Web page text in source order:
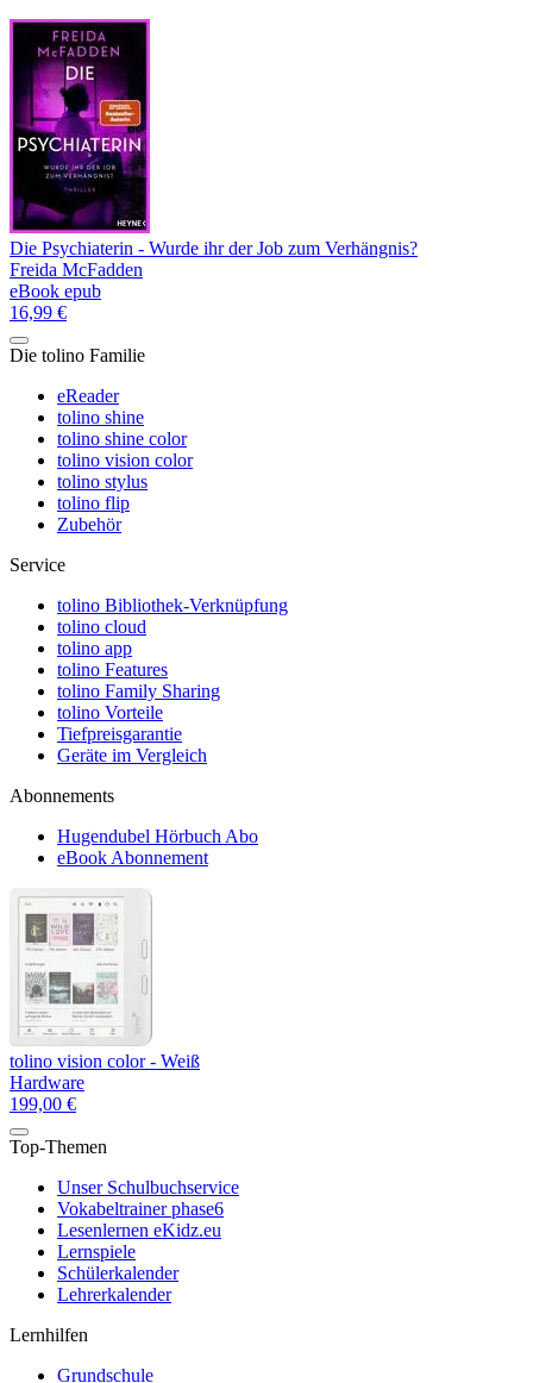
Die Psychiaterin - Wurde ihr der Job zum Verhängnis?
Freida McFadden
eBook epub
16,99 €
Die tolino Familie
eReader
tolino shine
tolino shine color
tolino vision color
tolino stylus
tolino flip
Zubehör
Service
tolino Bibliothek-Verknüpfung
tolino cloud
tolino app
tolino Features
tolino Family Sharing
tolino Vorteile
Tiefpreisgarantie
Geräte im Vergleich
Abonnements
Hugendubel Hörbuch Abo
eBook Abonnement
tolino vision color - Weiß
Hardware
199,00 €
Top-Themen
Unser Schulbuchservice
Vokabeltrainer phase6
Lesenlernen eKidz.eu
Lernspiele
Schülerkalender
Lehrerkalender
Lernhilfen
Grundschule